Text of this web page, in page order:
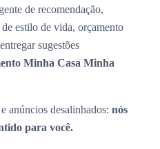
de recomendação,
estilo de vida, orçamento
sugestões
Minha Casa Minha
anúncios desalinhados: nós
para você.